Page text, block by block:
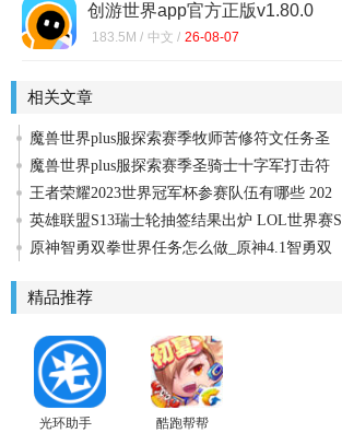
创游世界app官方正版v1.80.0
183.5M / 中文 / 26-08-07
相关文章
魔兽世界plus服探索赛季牧师苦修符文任务圣
魔兽世界plus服探索赛季圣骑士十字军打击符
王者荣耀2023世界冠军杯参赛队伍有哪些 202
英雄联盟S13瑞士轮抽签结果出炉 LOL世界赛S
原神智勇双拳世界任务怎么做_原神4.1智勇双
精品推荐
光环助手
酷跑帮帮